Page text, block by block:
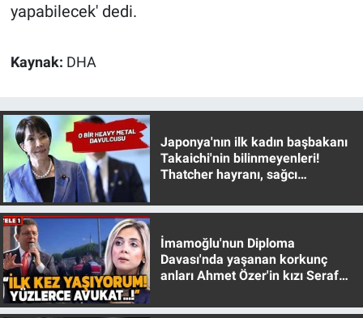
yapabilecek' dedi.
Kaynak: DHA
Japonya'nın ilk kadın başbakanı
Takaichi'nin bilinmeyenleri!
Thatcher hayranı, sağcı
İmamoğlu'nun Diploma
Davası'nda yaşanan korkunç
anları Ahmet Özer'in kızı Seraf